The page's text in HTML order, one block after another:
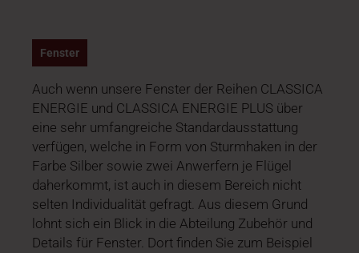
Fenster
Auch wenn unsere Fenster der Reihen CLASSICA
ENERGIE und CLASSICA ENERGIE PLUS über
eine sehr umfangreiche Standardausstattung
verfügen, welche in Form von Sturmhaken in der
Farbe Silber sowie zwei Anwerfern je Flügel
daherkommt, ist auch in diesem Bereich nicht
selten Individualität gefragt. Aus diesem Grund
lohnt sich ein Blick in die Abteilung Zubehör und
Details für Fenster. Dort finden Sie zum Beispiel